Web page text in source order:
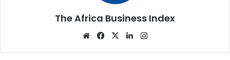
The Africa Business Index
WebsiteFacebook
X Linkedin